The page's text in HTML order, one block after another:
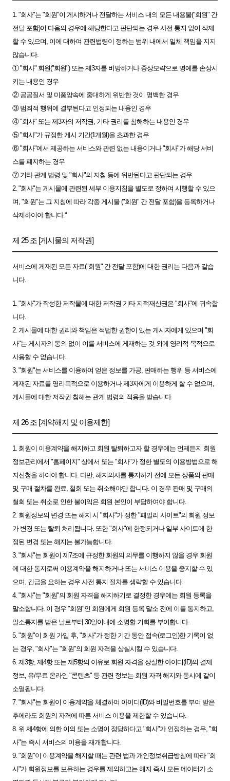
1. "회사"는 "회원"이 게시하거나 전달하는 서비스 내의 모든 내용물("회원" 간
전달 포함)이 다음의 경우에 해당한다고 판단되는 경우 사전 통지 없이 삭제
할 수 있으며, 이에 대하여 관련법령이 정하는 범위 내에서 일체 책임을 지지
않습니다.
① "회사" 회원("회원") 또는 제3자를 비방하거나 중상모략으로 명예를 손상시
키는 내용인 경우
② 공공질서 및 미풍양속에 중대하게 위반한 것이 명백한 경우
③ 범죄적 행위에 결부된다고 인정되는 내용인 경우
④ "회사" 또는 제3자의 저작권, 기타 권리를 침해하는 내용인 경우
⑤ "회사"가 규정한 게시 기간(1개월)을 초과한 경우
⑥ "회사"에서 제공하는 서비스와 관련 없는 내용이거나 "회사"가 해당 서비
스를 폐지하는 경우
⑦ 기타 관계 법령 및 "회사"의 지침 등에 위반된다고 판단되는 경우
2. "회사"는 게시물에 관련된 세부 이용지침을 별도로 정하여 시행할 수 있으
며, "회원"는 그 지침에 따라 각종 게시물 ("회원" 간 전달 포함)을 등록하거나
삭제하여야 합니다.“
제 25 조 [게시물의 저작권]
서비스에 게재된 모든 자료("회원" 간 전달 포함)에 대한 권리는 다음과 같습
니다.
1. "회사"가 작성한 저작물에 대한 저작권 기타 지적재산권은 "회사"에 귀속합
니다.
2. 게시물에 대한 권리와 책임은 적법한 권한이 있는 게시자에게 있으며 "회
사"는 게시자의 동의 없이 이를 서비스에 게재하는 것 외에 영리적 목적으로
사용할 수 없습니다.
3. "회원"는 서비스를 이용하여 얻은 정보를 가공, 판매하는 행위 등 서비스에
게재된 자료를 영리목적으로 이용하거나 제3자에게 이용하게 할 수 없으며,
게시물에 대한 저작권 침해는 관계 법령의 적용을 받습니다.
제 26 조 [계약해지 및 이용제한]
1. 회원이 이용계약을 해지하고 회원 탈퇴하고자 할 경우에는 언제든지 회원
정보관리에서 "홈페이지" 상에서 또는 "회사"가 정한 별도의 이용방법으로 해
지신청을 하여야 합니다. 다만, 해지의사를 통지하기 전에 모든 상품의 판매
및 구매 절차를 완료, 철회 또는 취소해야만 합니다. 이 경우 판매 및 구매의
철회 또는 취소로 인한 불이익은 회원 본인이 부담하여야 합니다.
2. 회원정보의 변경 또는 해지 시 "회사"가 정한 "패밀리 사이트"의 회원 정보
가 변경 또는 탈퇴 처리됩니다. 또한 "회사"에 한정되거나 일부 사이트에 한
정된 변경 또는 해지는 불가능합니다.
3. "회사"는 회원이 제7조에 규정한 회원의 의무를 이행하지 않을 경우 회원
에 대한 통지로써 이용계약을 해지하거나 또는 서비스 이용을 중지할 수 있
으며, 긴급을 요하는 경우 사전 통지 절차를 생략할 수 있습니다.
4. "회사"는 "회원"의 회원 자격을 해지하기로 결정한 경우에는 회원 등록을
말소합니다. 이 경우 "회원"인 회원에게 회원 등록 말소 전에 이를 통지하고,
말소통지를 받은 날로부터 30일이내에 소명할 기회를 부여합니다.
5. "회원"이 회원 가입 후, "회사"가 정한 기간 동안 접속(로그인)한 기록이 없
는 경우, "회사"는 "회원"의 회원 자격을 상실시킬 수 있습니다.
6. 제3항, 제4항 또는 제5항의 이유로 회원 자격을 상실한 아이디(ID)의 결제
정보, 유/무료 온라인 "콘텐츠" 등 관련 정보는 회원 자격 해지와 동시에 같이
소멸됩니다.
7. "회사"는 회원이 이용계약을 체결하여 아이디(ID)와 비밀번호를 부여 받은
후에라도 회원의 자격에 따른 서비스 이용을 제한할 수 있습니다.
8. 위 제4항에 의한 이의 또는 소명이 정당하다고 "회사"가 인정하는 경우, "회
사"는 즉시 서비스의 이용을 재개합니다.
9. "회원"이 이용계약을 해지할 때는 관련 법과 개인정보취급방침에 따라 "회
사"가 회원정보를 보유하는 경우를 제외하고는 해지 즉시 모든 데이터가 소